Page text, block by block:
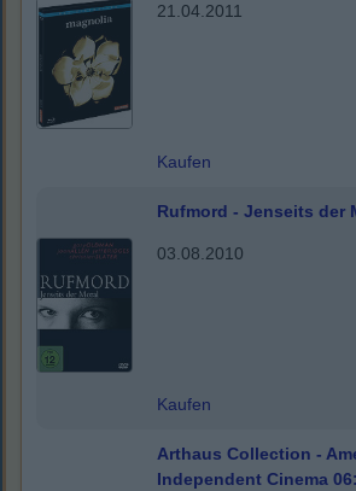
21.04.2011
Kaufen
Rufmord - Jenseits der
03.08.2010
Kaufen
Arthaus Collection -
Independent Cinema